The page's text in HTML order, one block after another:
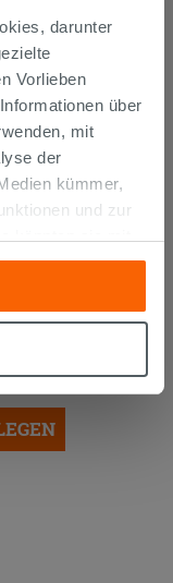
darunter
Vorlieben
über
mit
der
kümmer,
und zur
haben oder
Dienste
mehr wissen
oder einigen
Schaltfläche
Wenn Sie auf